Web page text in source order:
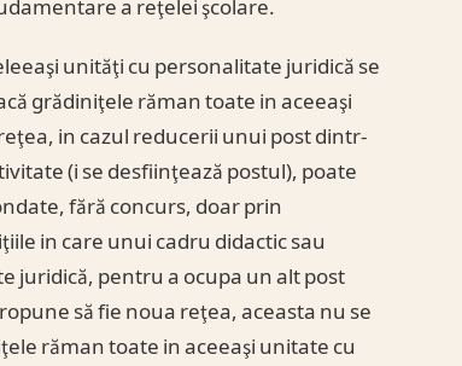
a reţelei şcolare.
unităţi cu personalitate juridică se
grădiniţele răman toate in aceeaşi
in cazul reducerii unui post dintr-
(i se desfiinţează postul), poate
fără concurs, doar prin
in care unui cadru didactic sau
juridică, pentru a ocupa un alt post
să fie noua reţea, aceasta nu se
răman toate in aceeaşi unitate cu